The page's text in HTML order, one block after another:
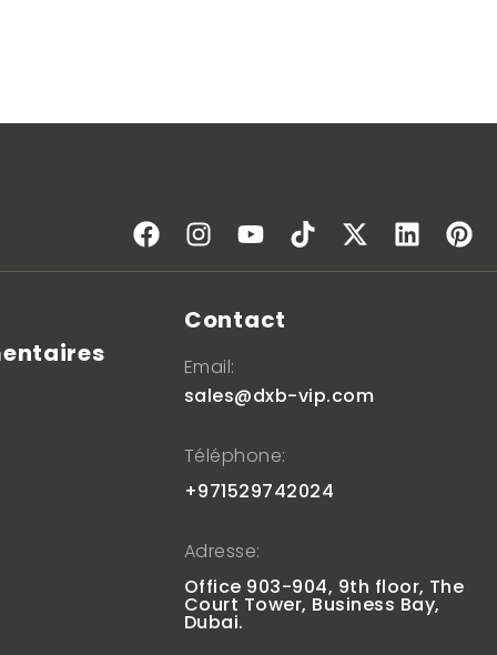
Contact
Email:
sales@dxb-vip.com
Téléphone:
+971529742024
Adresse:
Office 903-904, 9th floor, The
Court Tower, Business Bay,
Dubai.